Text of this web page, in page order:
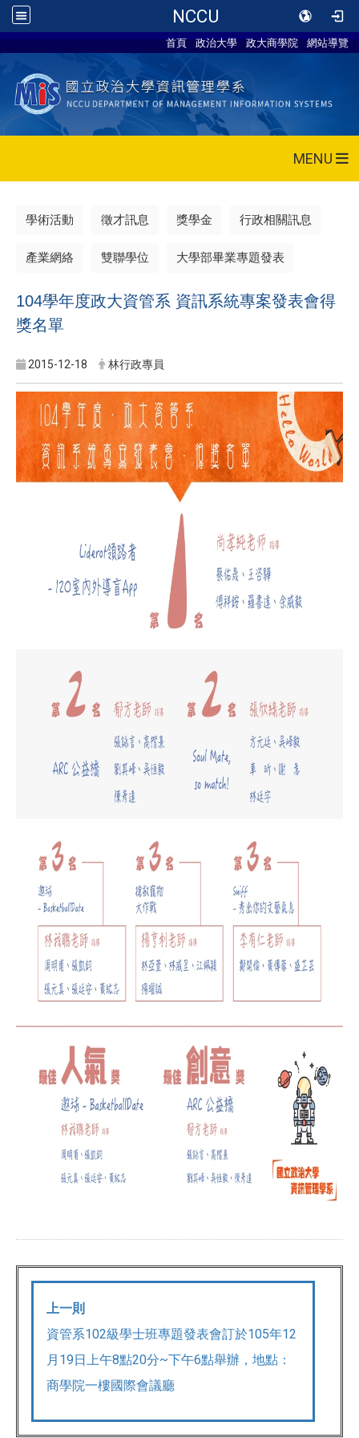
NCCU
首頁 政治大學 政大商學院 網站導覽
MENU
學術活動 徵才訊息 獎學金 行政相關訊息
產業網絡 雙聯學位 大學部畢業專題發表
104學年度政大資管系 資訊系統專案發表會得
獎名單
2015-12-18 林行政專員
上一則
資管系102級學士班專題發表會訂於105年12
月19日上午8點20分~下午6點舉辦，地點：
商學院一樓國際會議廳